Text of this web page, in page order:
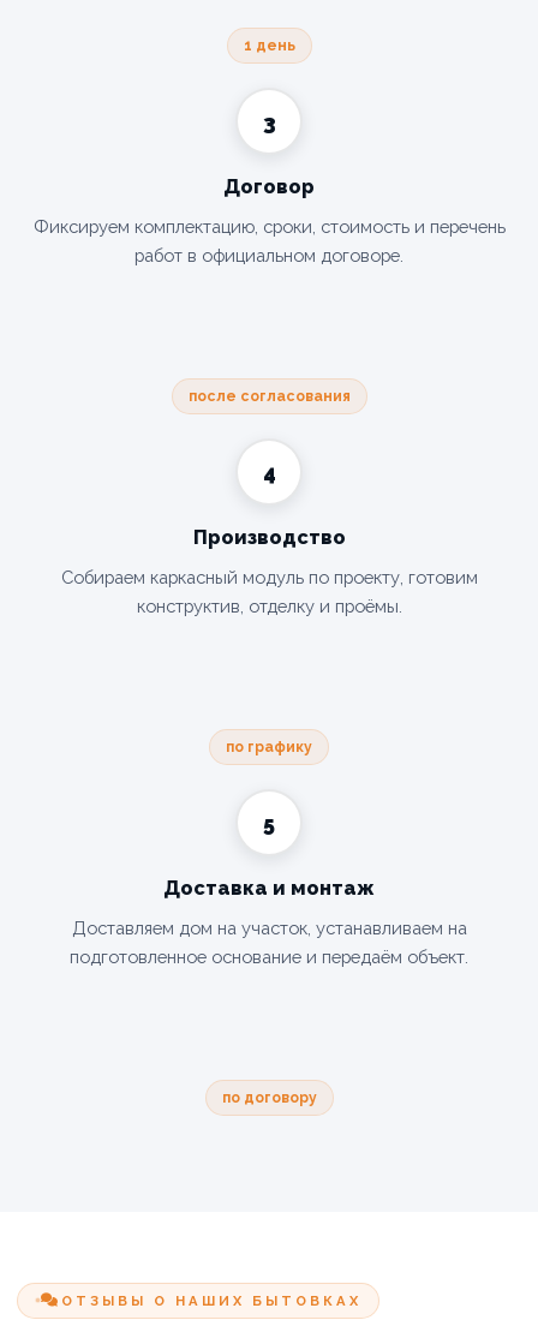
1 день
3
Договор
Фиксируем комплектацию, сроки, стоимость и перечень
работ в официальном договоре.
после согласования
4
Производство
Собираем каркасный модуль по проекту, готовим
конструктив, отделку и проёмы.
по графику
5
Доставка и монтаж
Доставляем дом на участок, устанавливаем на
подготовленное основание и передаём объект.
по договору
ОТЗЫВЫ О НАШИХ БЫТОВКАХ